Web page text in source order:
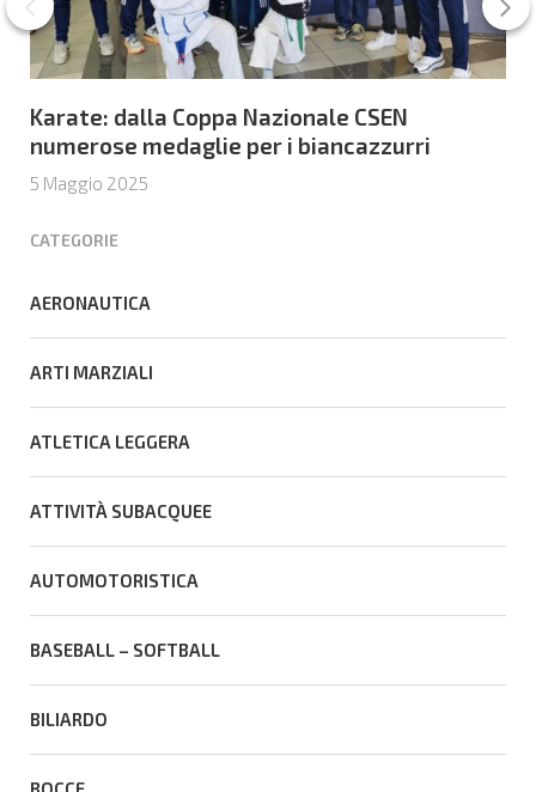
Karate: dalla Coppa Nazionale CSEN
numerose medaglie per i biancazzurri
5 Maggio 2025
CATEGORIE
AERONAUTICA
ARTI MARZIALI
ATLETICA LEGGERA
ATTIVITÀ SUBACQUEE
AUTOMOTORISTICA
BASEBALL – SOFTBALL
BILIARDO